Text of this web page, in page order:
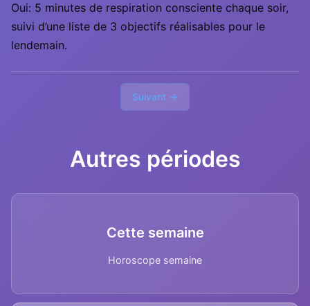
Oui: 5 minutes de respiration consciente chaque soir,
suivi d’une liste de 3 objectifs réalisables pour le
lendemain.
Suivant →
Autres périodes
Cette semaine
Horoscope semaine